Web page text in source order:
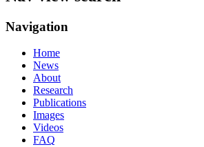
Navigation
Home
News
About
Research
Publications
Images
Videos
FAQ